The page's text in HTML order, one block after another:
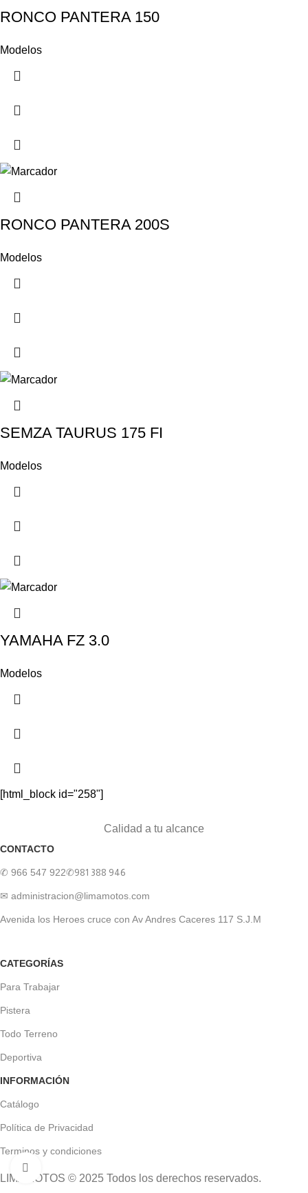
RONCO PANTERA 150
Modelos
RONCO PANTERA 200S
Modelos
SEMZA TAURUS 175 FI
Modelos
YAMAHA FZ 3.0
Modelos
[html_block id="258"]
Calidad a tu alcance
CONTACTO
✆ 966 547 922✆981 388 946
✉ administracion@limamotos.com
Avenida los Heroes cruce con Av Andres Caceres 117 S.J.M
CATEGORÍAS
Para Trabajar
Pistera
Todo Terreno
Deportiva
INFORMACIÓN
Catálogo
Política de Privacidad
Terminos y condiciones
LIMAMOTOS © 2025 Todos los derechos reservados.